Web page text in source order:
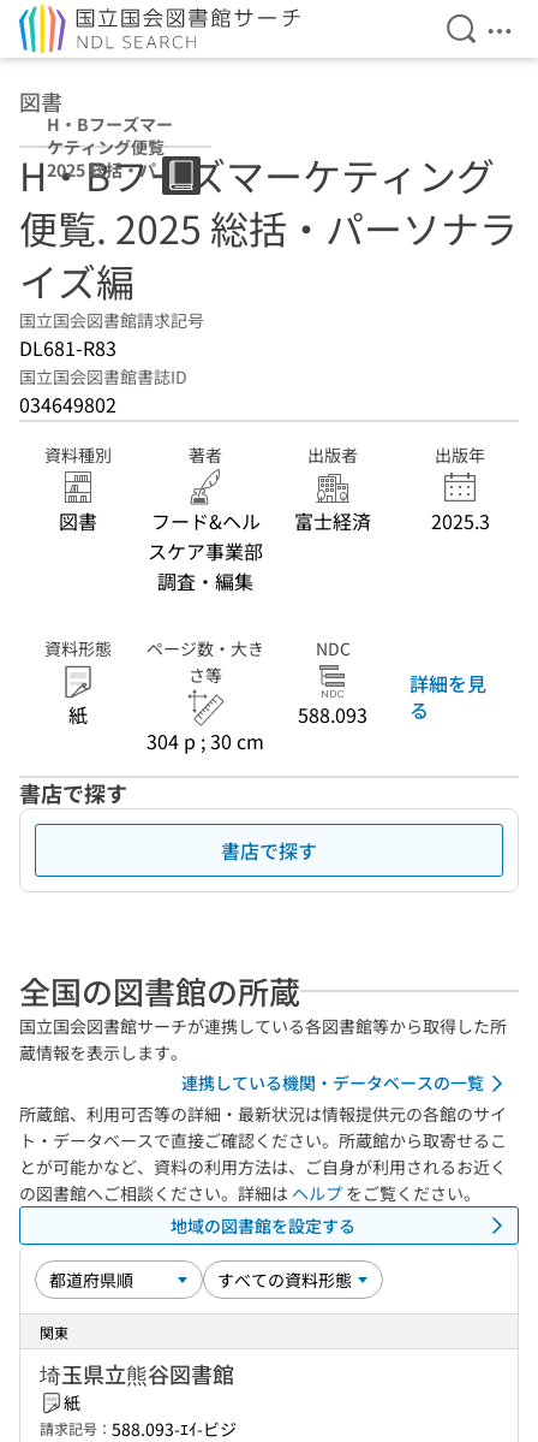
検索を
メ
図書
H・Bフーズマー
ケティング便覧
2025 総括・パー
ソナライズ編
H・Bフーズマーケティング
便覧. 2025 総括・パーソナラ
イズ編
国立国会図書館請求記号
DL681-R83
国立国会図書館書誌ID
034649802
資料種別
図書
著者
フード&ヘル
スケア事業部
調査・編集
出版者
富士経済
出版年
2025.3
資料形態
紙
ページ数・大き
さ等
304 p ; 30 cm
NDC
588.093
詳細を見
る
書店で探す
書店で探す
全国の図書館の所蔵
国立国会図書館サーチが連携している各図書館等から取得した所
蔵情報を表示します。
連携している機関・データベースの一覧
所蔵館、利用可否等の詳細・最新状況は情報提供元の各館のサイ
ト・データベースで直接ご確認ください。所蔵館から取寄せるこ
とが可能かなど、資料の利用方法は、ご自身が利用されるお近く
の図書館へご相談ください。詳細は ヘルプ をご覧ください。
地域の図書館を設定する
関東
埼玉県立熊谷図書館
紙
請求記号： 588.093-ｴｲ-ビジ